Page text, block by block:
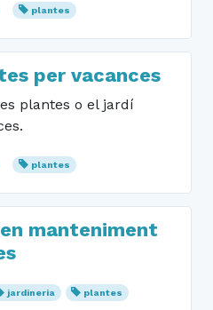
plantes
per vacances
plantes o el jardí
plantes
manteniment
jardineria plantes